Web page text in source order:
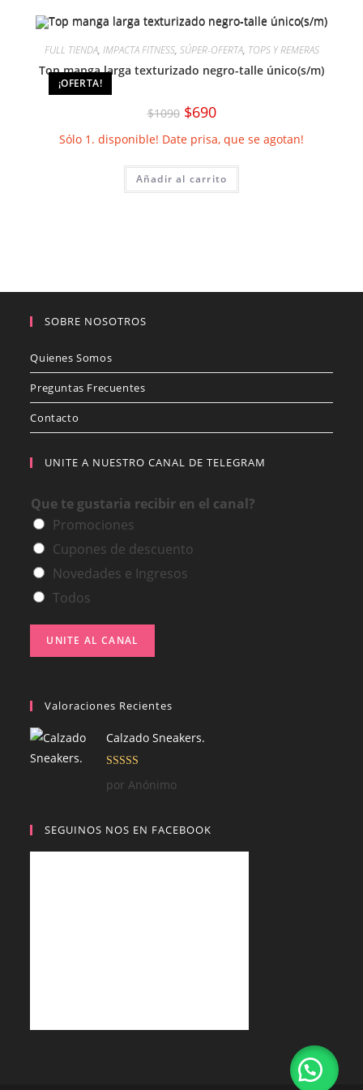
¡OFERTA!
FULL TIENDA, IMPACTA FITNESS, SÚPER-OFERTA, TOPS Y REMERAS
Top manga larga texturizado negro-talle único(s/m)
$1090 El
precio
original
era:
$690El
precio
es:
Sólo 1. disponible! Date prisa, que se agotan!
Añadir al carrito
SOBRE NOSOTROS
Quienes Somos
Preguntas Frecuentes
Contacto
UNITE A NUESTRO CANAL DE TELEGRAM
Que te gustaria recibir en el canal?
Promociones
Cupones de descuento
Novedades e Ingresos
Todos
UNITE AL CANAL
Valoraciones Recientes
Calzado Sneakers.
Valorado con
5
por Anónimo
SEGUINOS NOS EN FACEBOOK